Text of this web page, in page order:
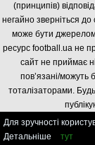
(принципів)
негайно зверніться
може бути джерелом
ресурс football.ua не
сайт не приймає
пов’язані/можуть
тоталізаторами.
Для зручності
Детальніше
тут